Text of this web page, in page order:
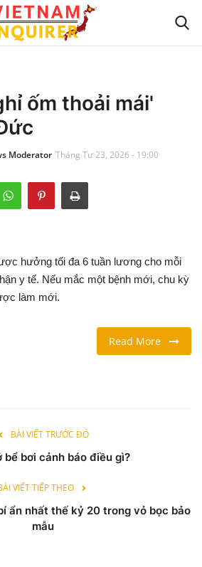
ốm thoải mái'
Moderator Tháng Tư 23, 2026 - 19:00
hưởng tối đa 6 tuần lương cho mỗi
y tế. Nếu mắc một bệnh mới, chu kỳ
làm mới.
Read More
BÀI VIẾT TRƯỚC ĐÓ
bể bơi cảnh báo điều gì?
VIẾT TIẾP THEO
ẩn nhất thế kỷ 20 trong vỏ bọc bảo
mẫu